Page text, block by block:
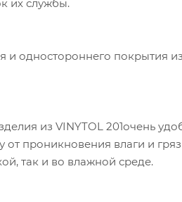
их службы.
и одностороннего покрытия из
из VINYTOL 201очень
проникновения влаги и
так и во влажной среде.